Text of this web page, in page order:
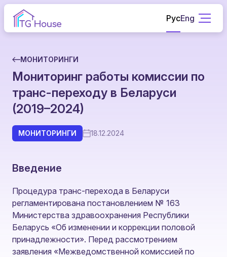
РусEng
МОНИТОРИНГИ
Мониторинг работы комиссии по
транс-переходу в Беларуси
(2019–2024)
МОНИТОРИНГИ 18.12.2024
Введение
Процедура транс-перехода в Беларуси
регламентирована постановлением № 163
Министерства здравоохранения Республики
Беларусь «Об изменении и коррекции половой
принадлежности». Перед рассмотрением
заявления «Межведомственной комиссией по